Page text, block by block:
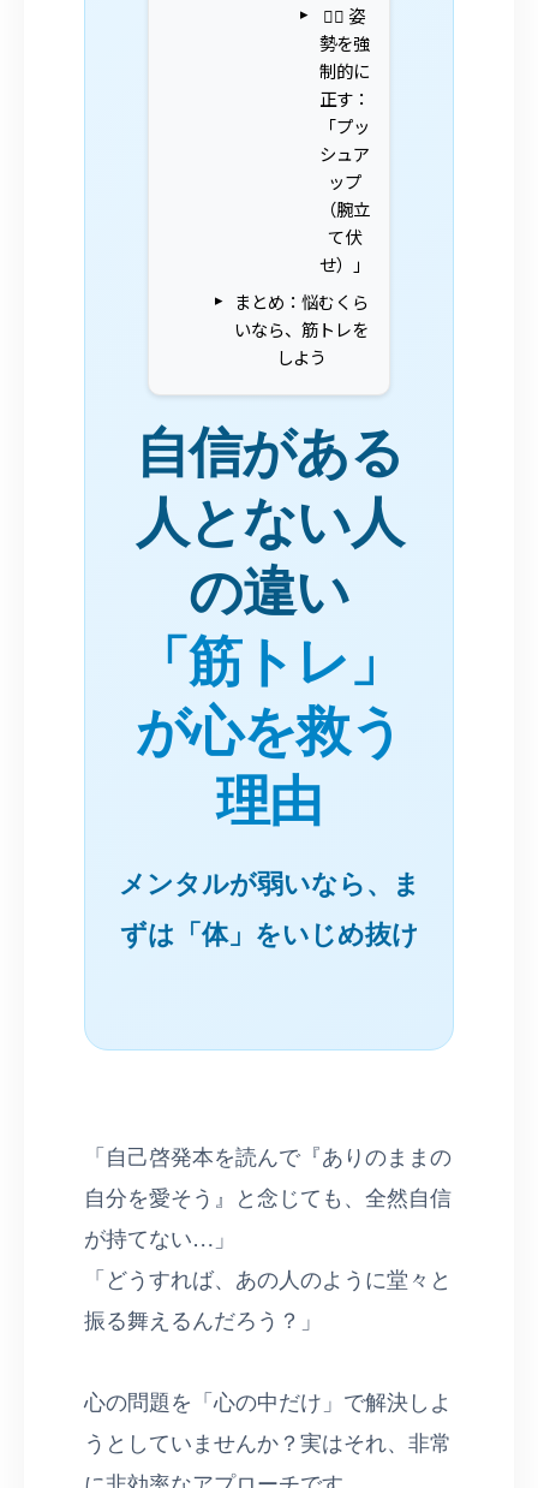
🦸‍♂️ 姿
勢を強
制的に
正す：
「プッ
シュア
ップ
（腕立
て伏
せ）」
まとめ：悩むくら
いなら、筋トレを
しよう
自信がある
人とない人
の違い
「筋トレ」
が心を救う
理由
メンタルが弱いなら、ま
ずは「体」をいじめ抜け
「自己啓発本を読んで『ありのままの
自分を愛そう』と念じても、全然自信
が持てない…」
「どうすれば、あの人のように堂々と
振る舞えるんだろう？」
心の問題を「心の中だけ」で解決しよ
うとしていませんか？実はそれ、非常